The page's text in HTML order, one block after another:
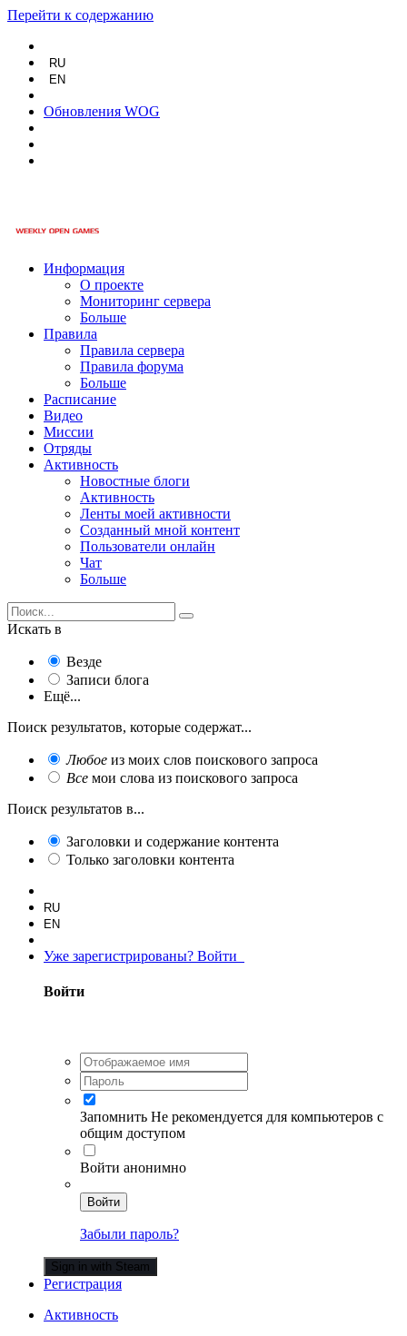
Перейти к содержанию
RU
EN
Обновления WOG
Информация
О проекте
Мониторинг сервера
Больше
Правила
Правила сервера
Правила форума
Больше
Расписание
Видео
Миссии
Отряды
Активность
Новостные блоги
Активность
Ленты моей активности
Созданный мной контент
Пользователи онлайн
Чат
Больше
Искать в
Везде
Записи блога
Ещё...
Поиск результатов, которые содержат...
Любое из моих слов поискового запроса
Все мои слова из поискового запроса
Поиск результатов в...
Заголовки и содержание контента
Только заголовки контента
RU
EN
Уже зарегистрированы? Войти
Войти
Запомнить Не рекомендуется для компьютеров с
общим доступом
Войти анонимно
Войти
Забыли пароль?
Sign in with Steam
Регистрация
Активность